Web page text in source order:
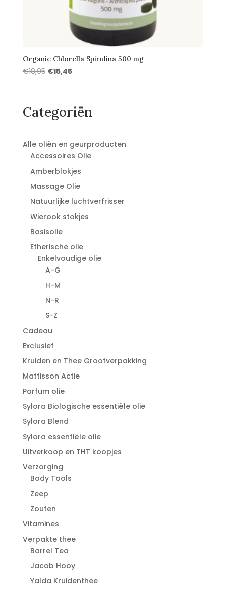
Organic Chlorella Spirulina 500 mg
€18,95 Oorspronkelijke
€15,45Huidige
€15,45.
Categoriën
Alle oliën en geurproducten
Accessoires Olie
Amberblokjes
Massage Olie
Natuurlijke luchtverfrisser
Wierook stokjes
Basisolie
Etherische olie
Enkelvoudige olie
A-G
H-M
N-R
S-Z
Cadeau
Exclusief
Kruiden en Thee Grootverpakking
Mattisson Actie
Parfum olie
Sylora Biologische essentiële olie
Sylora Blend
Sylora essentiële olie
Uitverkoop en THT koopjes
Verzorging
Body Tools
Zeep
Zouten
Vitamines
Verpakte thee
Barrel Tea
Jacob Hooy
Yalda Kruidenthee